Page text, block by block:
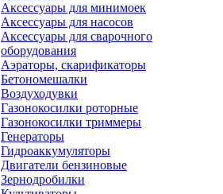
Аксессуары для минимоек
Аксессуары для насосов
Аксессуары для сварочного
оборудования
Аэраторы, скарификаторы
Бетономешалки
Воздуходувки
Газонокосилки роторные
Газонокосилки триммеры
Генераторы
Гидроаккумуляторы
Двигатели бензиновые
Зернодробилки